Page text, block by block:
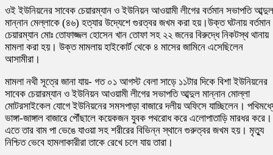
ওই ইউনিয়নের সাবেক চেয়ারম্যান ও ইউনিয়ন আওয়ামী লীগের বর্তমান সভাপতি আব্দুল
মান্নান মেল্লাকে (৪৬) হত্যার উদ্যেশে গুরত্বর জখম করা হয়।উক্ত ঘটনায় বর্তমান
চেয়ারম্যান মোঃ তোফাজ্জল হোসেন খান তোফা সহ ২২ জনের বিরুদ্ধে নিকটস্থ থানায়
মামলা করা হয়। উক্ত মামলায় হাইকোর্ট থেকে ৪ মাসের জামিনে এসেছিলেন
আসামীরা।
মামলা নথী সূত্রে জানা যায়- গত ০১ আগস্ট বেলা সাড়ে ১১টার দিকে বিশা ইউনিয়নের
সাবেক চেয়ারম্যান ও ইউনিয়ন আওয়ামী লীগের সভাপতি আব্দুল মান্নান মোল্লা
মোটরসাইকেল যোগে ইউনিয়নের সমসপাড়া বাজারে দলীয় অফিসে যাচ্ছিলেন।
ভাঙ্গা-জাঙ্গাল বাজারে পৌঁছালে কয়েকজন যুবক পথরোধ করে এলোপাতাড়ি মারধর করে।
এতে তার বাম পা ভেঙে যাওয়া সহ শরীরের বিভিন্ন স্থানে গুরুত্বর জখম হয়। মৃত্যু
নিশ্চিত ভেবে হামলাকারীরা তাকে রেখে চলে যায় তারা।